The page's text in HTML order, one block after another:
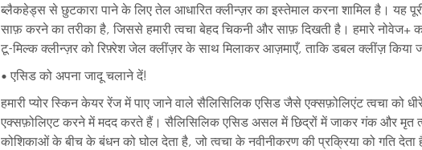
ब्लैकहेड्स से छुटकारा पाने के लिए तेल आधारित क्लीन्ज़र का इस्तेमाल करना शामिल है। यह
साफ़ करने का तरीका है, जिससे हमारी त्वचा बेहद चिकनी और साफ़ दिखती है। हमारे नोवेज+
टू-मिल्क क्लीन्ज़र को रिफ़्रेश जेल क्लींज़र के साथ मिलाकर आज़माएँ, ताकि डबल क्लींज़ किया
• एसिड को अपना जादू चलाने दें!
हमारी प्योर स्किन केयर रेंज में पाए जाने वाले सैलिसिलिक एसिड जैसे एक्सफ़ोलिएंट त्वचा को
एक्सफ़ोलिएट करने में मदद करते हैं। सैलिसिलिक एसिड असल में छिद्रों में जाकर गंक और मृत
कोशिकाओं के बीच के बंधन को घोल देता है, जो त्वचा के नवीनीकरण की प्रक्रिया को गति देता